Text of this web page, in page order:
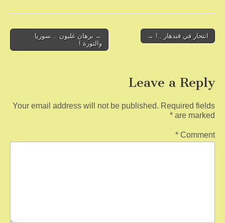
oPost
← برهان غليون …سوريا
والثورة !
انتحار في قندهار ..! →
Leave a Reply
Your email address will not be published. Required fields
are marked
*
Comment
*